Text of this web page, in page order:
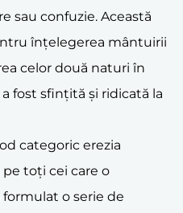
sau confuzie. Această
înțelegerea mântuirii
celor două naturi în
fost sfințită și ridicată la
categoric erezia
toți cei care o
formulat o serie de